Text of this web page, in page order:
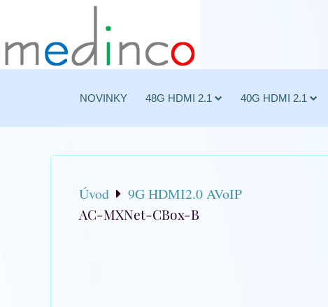
NOVINKY 48G HDMI 2.1 40G HDMI 2.1
Úvod 9G HDMI2.0 AVoIP
AC-MXNet-CBox-B